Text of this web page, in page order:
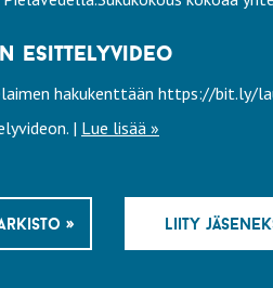
esittelyvideo
hakukenttään https://bit.ly/
| Lue lisää »
» liity